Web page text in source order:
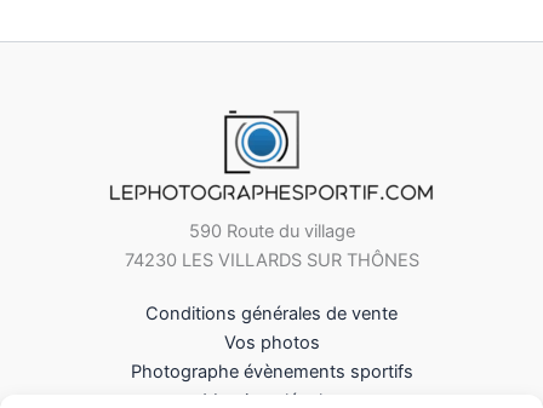
590 Route du village
74230 LES VILLARDS SUR THÔNES
Conditions générales de vente
Vos photos
Photographe évènements sportifs
Mentions légales